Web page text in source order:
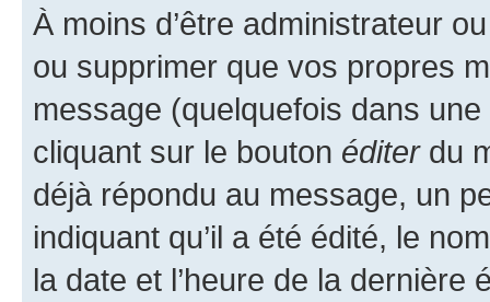
À moins d’être administrateur
ou supprimer que vos propres
message (quelquefois dans
cliquant sur le bouton éditerdu
déjà répondu au message, un
indiquant qu’il a été édité, le
la date et l’heure de la dernière